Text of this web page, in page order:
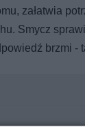
załatwia
Smycz
brzmi -